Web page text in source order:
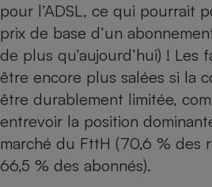
pour l’ADSL, ce qui pourrait
prix de base d’un
de plus qu’aujourd’hui) ! Les
être encore plus salées si la
être durablement limitée,
entrevoir la position
marché du FttH (70,6 % des
66,5 % des abonnés).